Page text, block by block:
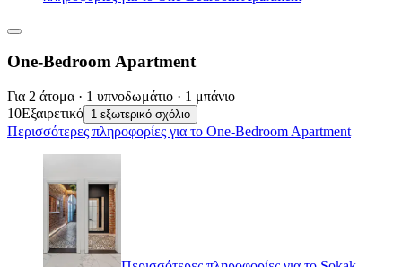
One-Bedroom Apartment
Για 2 άτομα · 1 υπνοδωμάτιο · 1 μπάνιο
10Εξαιρετικό 1 εξωτερικό σχόλιο
Περισσότερες πληροφορίες για το One-Bedroom Apartment